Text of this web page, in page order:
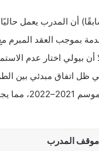
بموجب العقد المبرم
أن بيولي اختار عدم
في ظل اتفاق مبدئي بين
بيولي سبق أن قاد
موقف المدرب